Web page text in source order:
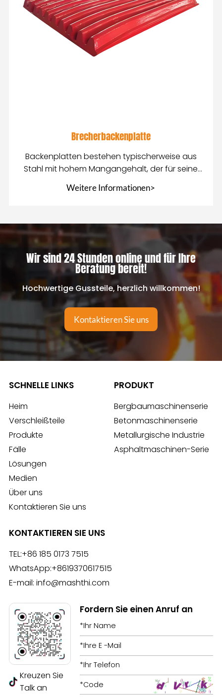
Brecherbackenplatte
Backenplatten bestehen typischerweise aus
Stahl mit hohem Mangangehalt, der für seine
Weitere Informationen>
Wir sind 24 Stunden online und für Ihre
Beratung bereit!
Hochwertige Gussteile, herzlich willkommen!
Kontaktieren Sie uns
SCHNELLE LINKS
Heim
Verschleißteile
Produkte
Fälle
Lösungen
Medien
Über uns
Kontaktieren Sie uns
PRODUKT
Bergbaumaschinenserie
Betonmaschinenserie
Metallurgische Industrie
Asphaltmaschinen-Serie
KONTAKTIEREN SIE UNS
TEL:+86 185 0173 7515
WhatsApp:+8619370617515
E-mail: info@mashthi.com
Kreuzen Sie
Talk an
Fordern Sie einen Anruf an